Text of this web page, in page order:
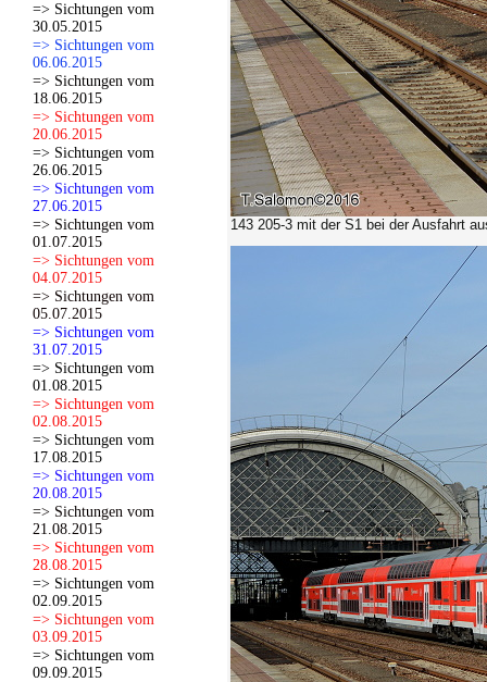
=> Sichtungen vom
30.05.2015
=> Sichtungen vom
06.06.2015
=> Sichtungen vom
18.06.2015
=> Sichtungen vom
20.06.2015
=> Sichtungen vom
26.06.2015
=> Sichtungen vom
27.06.2015
=> Sichtungen vom
01.07.2015
=> Sichtungen vom
04.07.2015
=> Sichtungen vom
05.07.2015
=> Sichtungen vom
31.07.2015
=> Sichtungen vom
01.08.2015
=> Sichtungen vom
02.08.2015
=> Sichtungen vom
17.08.2015
=> Sichtungen vom
20.08.2015
=> Sichtungen vom
21.08.2015
=> Sichtungen vom
28.08.2015
=> Sichtungen vom
02.09.2015
=> Sichtungen vom
03.09.2015
=> Sichtungen vom
09.09.2015
143 205-3 mit der S1 bei der Ausfahrt